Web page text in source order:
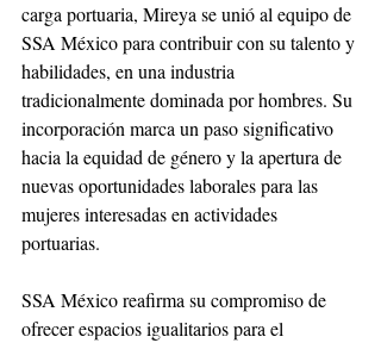
carga portuaria, Mireya se unió al equipo de
SSA México para contribuir con su talento y
habilidades, en una industria
tradicionalmente dominada por hombres. Su
incorporación marca un paso significativo
hacia la equidad de género y la apertura de
nuevas oportunidades laborales para las
mujeres interesadas en actividades
portuarias.
SSA México reafirma su compromiso de
ofrecer espacios igualitarios para el